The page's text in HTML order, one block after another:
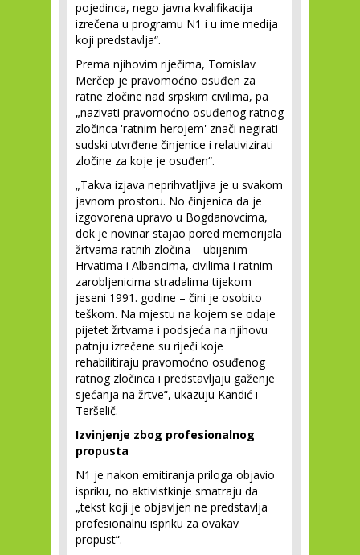
pojedinca, nego javna kvalifikacija
izrečena u programu N1 i u ime medija
koji predstavlja“.
Prema njihovim riječima, Tomislav
Merčep je pravomoćno osuđen za
ratne zločine nad srpskim civilima, pa
„nazivati pravomoćno osuđenog ratnog
zločinca 'ratnim herojem' znači negirati
sudski utvrđene činjenice i relativizirati
zločine za koje je osuđen“.
„Takva izjava neprihvatljiva je u svakom
javnom prostoru. No činjenica da je
izgovorena upravo u Bogdanovcima,
dok je novinar stajao pored memorijala
žrtvama ratnih zločina – ubijenim
Hrvatima i Albancima, civilima i ratnim
zarobljenicima stradalima tijekom
jeseni 1991. godine – čini je osobito
teškom. Na mjestu na kojem se odaje
pijetet žrtvama i podsjeća na njihovu
patnju izrečene su riječi koje
rehabilitiraju pravomoćno osuđenog
ratnog zločinca i predstavljaju gaženje
sjećanja na žrtve“, ukazuju Kandić i
Teršelič.
Izvinjenje zbog profesionalnog
propusta
N1 je nakon emitiranja priloga objavio
ispriku, no aktivistkinje smatraju da
„tekst koji je objavljen ne predstavlja
profesionalnu ispriku za ovakav
propust“.